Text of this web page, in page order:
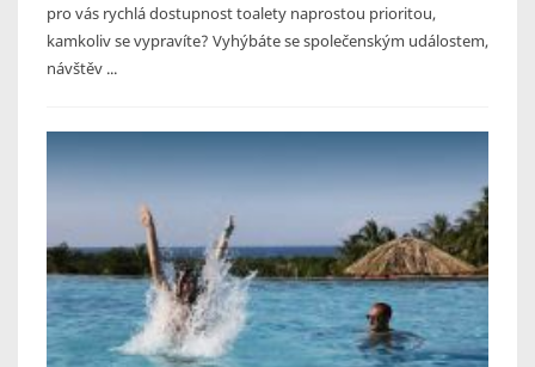
pro vás rychlá dostupnost toalety naprostou prioritou,
kamkoliv se vypravíte? Vyhýbáte se společenským událostem,
návštěv ...